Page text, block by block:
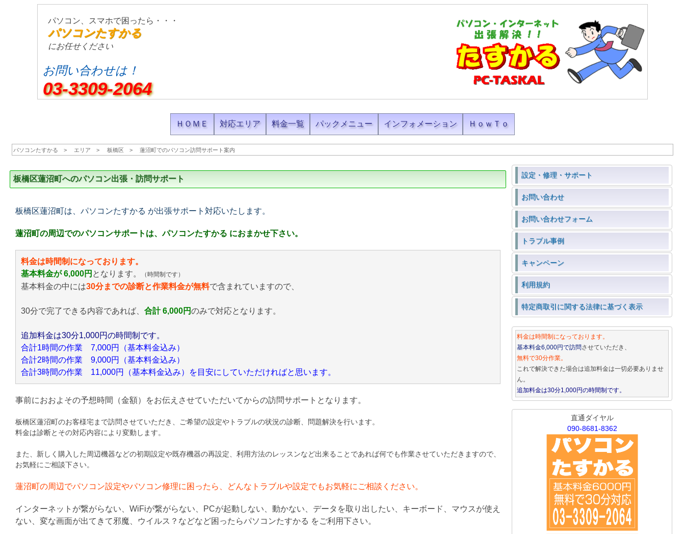
パソコン、スマホで困ったら・・・
パソコンたすかる
にお任せください
お問い合わせは！
03-3309-2064
ＨＯＭＥ 対応エリア 料金一覧 パックメニュー インフォメーション ＨｏｗＴｏ
パソコンたすかる エリア 板橋区 蓮沼町でのパソコン訪問サポート案内
板橋区蓮沼町へのパソコン出張・訪問サポート
板橋区蓮沼町は、パソコンたすかる が出張サポート対応いたします。
蓮沼町の周辺でのパソコンサポートは、パソコンたすかる におまかせ下さい。
料金は時間制になっております。
基本料金が 6,000円 となります。 （時間制です）
基本料金の中には30分までの診断と作業料金が無料で含まれていますので、
30分で完了できる内容であれば、 合計 6,000円のみで対応となります。
追加料金は30分1,000円の時間制です。
合計1時間の作業 7,000円（基本料金込み）
合計2時間の作業 9,000円（基本料金込み）
合計3時間の作業 11,000円（基本料金込み）を目安にしていただければと思います。
事前におおよその予想時間（金額）をお伝えさせていただいてからの訪問サポートとなります。
板橋区蓮沼町のお客様宅まで訪問させていただき、ご希望の設定やトラブルの状況の診断、問題解決を行います。
料金は診断とその対応内容により変動します。
また、新しく購入した周辺機器などの初期設定や既存機器の再設定、利用方法のレッスンなど出来ることであれば何でも作業させていただきますので、
お気軽にご相談下さい。
蓮沼町の周辺でパソコン設定やパソコン修理に困ったら、どんなトラブルや設定でもお気軽にご相談ください。
インターネットが繋がらない、WiFiが繋がらない、PCが起動しない、動かない、データを取り出したい、キーボード、マウスが使え
ない、変な画面が出てきて邪魔、ウイルス？などなど困ったらパソコンたすかる をご利用下さい。
設定・修理・サポート
お問い合わせ
お問い合わせフォーム
トラブル事例
キャンペーン
利用規約
特定商取引に関する法律に基づく表示
料金は時間制になっております。
基本料金6,000円で訪問させていただき、
無料で30分作業。
これで解決できた場合は追加料金は一切必要ありませ
ん。
追加料金は30分1,000円の時間制です。
直通ダイヤル
090-8681-8362